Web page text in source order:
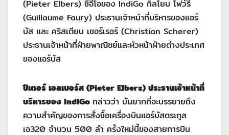
(Pieter Elbers) ซีอีโอของ IndiGo กิลโยม โฟว์รี่
(Guillaume Faury) ประธานเจ้าหน้าที่บริหารของแอร์
บัส และ คริสเตียน เชอร์เรอร์ (Christian Scherer)
ประธานเจ้าหน้าที่ฝ่ายพาณิชย์และหัวหน้าฝ่ายต่างประเทศ
ของแอร์บัส
ปีเตอร์ เอลเบอร์ส (Pieter Elbers) ประธานเจ้าหน้าที่
บริหารของ IndiGo กล่าวว่า มันยากที่จะบรรยายถึง
ความสำคัญของการสั่งซื้อเครื่องบินแอร์บัสตระกูล
เอ320 จำนวน 500 ลำ ครั้งใหม่นี้ของสายการบิน